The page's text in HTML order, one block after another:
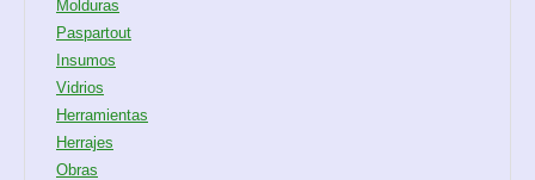
Molduras
Paspartout
Insumos
Vidrios
Herramientas
Herrajes
Obras